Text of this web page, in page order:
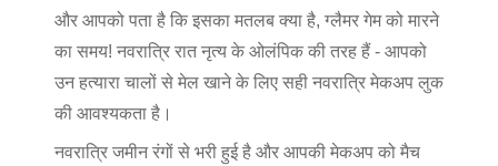
और आपको पता है कि इसका मतलब क्या है, ग्लैमर गेम को मारने
का समय! नवरात्रि रात नृत्य के ओलंपिक की तरह हैं - आपको
उन हत्यारा चालों से मेल खाने के लिए सही नवरात्रि मेकअप लुक
की आवश्यकता है।
नवरात्रि जमीन रंगों से भरी हुई है और आपकी मेकअप को मैच